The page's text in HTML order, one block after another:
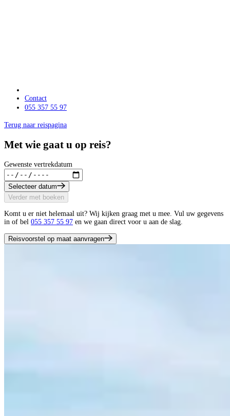
Contact
055 357 55 97
Terug naar reispagina
Met wie gaat u op reis?
Gewenste vertrekdatum
Selecteer datum
Verder met boeken
Komt u er niet helemaal uit? Wij kijken graag met u mee. Vul uw gegevens
in of bel 055 357 55 97 en we gaan direct voor u aan de slag.
Reisvoorstel op maat aanvragen